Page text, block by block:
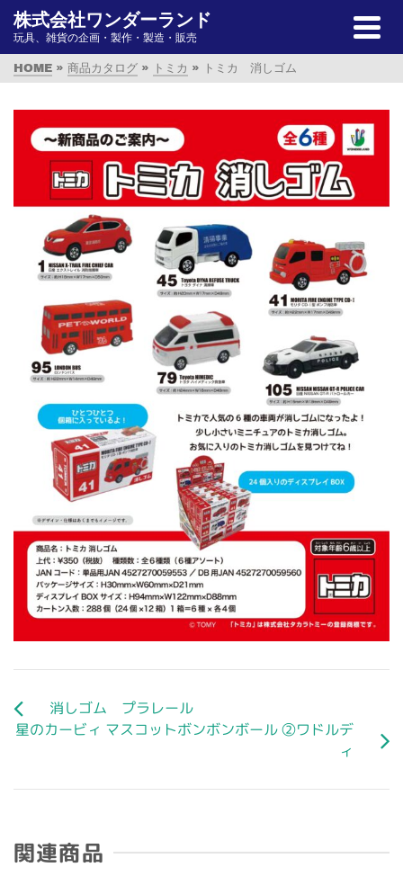
株式会社ワンダーランド
玩具、雑貨の企画・製作・製造・販売
HOME » 商品カタログ » トミカ » トミカ 消しゴム
消しゴム プラレール
星のカービィ マスコットボンボンボール ②ワドルデ
ィ
関連商品